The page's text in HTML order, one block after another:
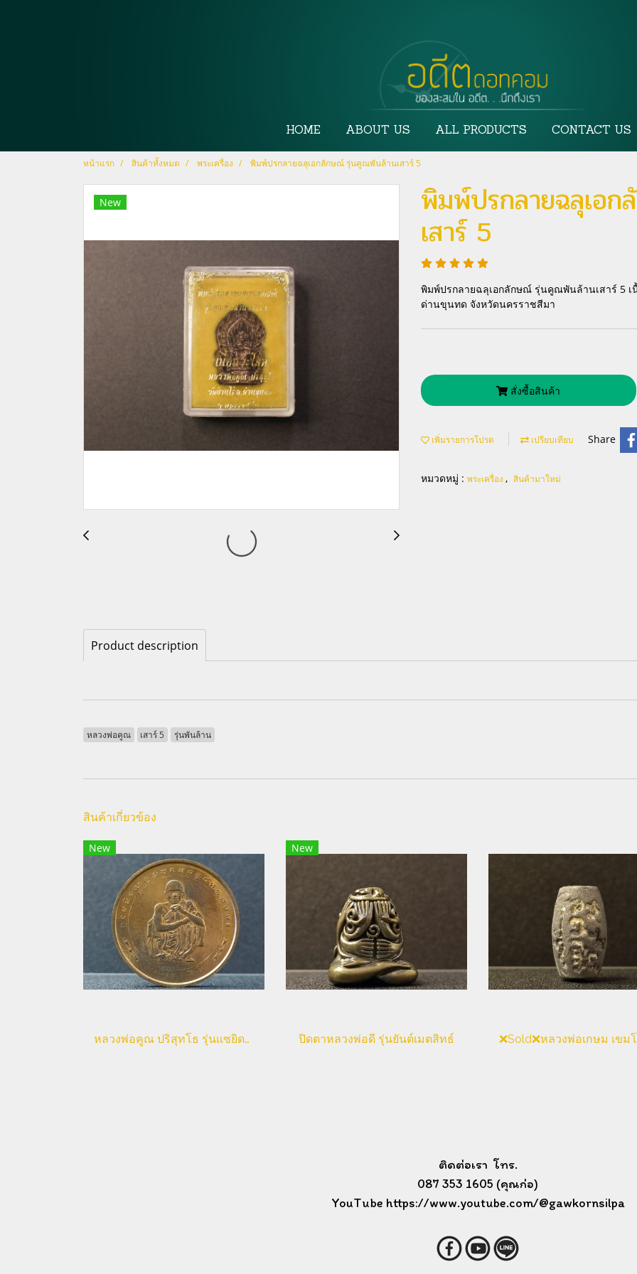
HOME ABOUT US ALL PRODUCTS CONTACT US
หน้าแรก สินค้าทั้งหมด พระเครื่อง พิมพ์ปรกลายฉลุเอกลักษณ์ รุ่นคูณพันล้านเสาร์ 5
New พิมพ์ปรกลายฉลุเอ
เสาร์ 5
พิมพ์ปรกลายฉลุเอกลักษณ์ รุ่นคูณพันล้านเสาร์ 5
ด่านขุนทด จังหวัดนครราชสีมา
สั่งซื้อสินค้า
เพิ่มรายการโปรด เปรียบเทียบ Share
หมวดหมู่ : พระเครื่อง , สินค้ามาใหม่
Product description
หลวงพ่อคูณ เสาร์ 5 รุ่นพันล้าน
สินค้าเกี่ยวข้อง
New
หลวงพ่อคูณ ปริสุทโธ รุ่นแซยิดครบรอบ 73 ปี
New
ปิดตาหลวงพ่อดี รุ่นยันต์เมตสิทธ์
ติดต่อเรา โทร.
087 353 1605 (คุณก่อ)
YouTube https://www.youtube.com/@gawkornsilpa